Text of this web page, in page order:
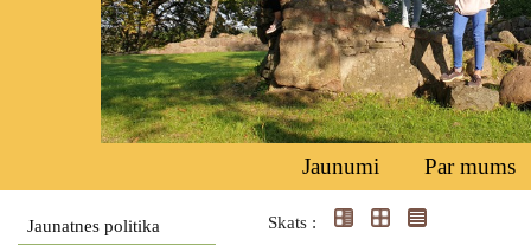
Jaunumi Par mums
Jaunatnes politika
Skats :